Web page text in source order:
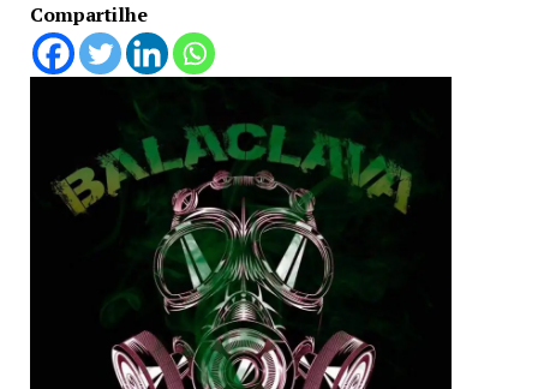
Compartilhe